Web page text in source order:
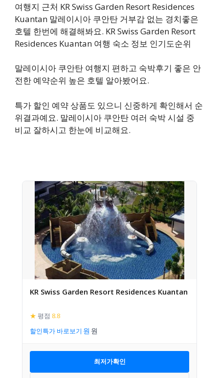
여행지 근처 KR Swiss Garden Resort Residences
Kuantan 말레이시아 쿠안탄 거부감 없는 경치좋은
호텔 한번에 해결해봐요. KR Swiss Garden Resort
Residences Kuantan 여행 숙소 정보 인기도순위
말레이시아 쿠안탄 여행지 편하고 숙박후기 좋은 안
전한 예약순위 높은 호텔 알아봤어요.
특가 할인 예약 상품도 있으니 신중하게 확인해서 순
위결과예요. 말레이시아 쿠안탄 여러 숙박 시설 중
비교 잘하시고 한눈에 비교해요.
KR Swiss Garden Resort Residences Kuantan
★ 평점 8.8
할인특가 바로보기
최저가확인